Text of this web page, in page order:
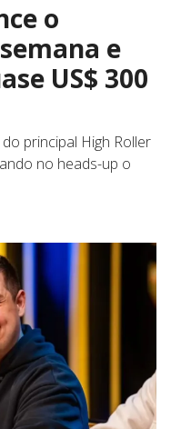
o
e
US$ 300
principal High Roller
no heads-up o